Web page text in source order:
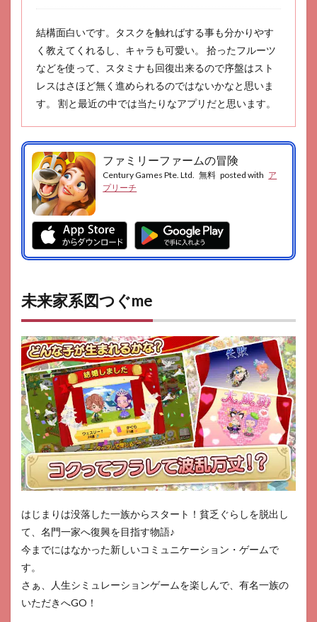
結構面白いです。タスクを触ればする事も分かりやす
く教えてくれるし、キャラも可愛い。 拾ったフルーツ
などを使って、スタミナも回復出来るので序盤はスト
レスはさほど無く進められるのではないかなと思いま
す。 割と最近の中では当たりなアプリだと思います。
ファミリーファームの冒険
Century Games Pte. Ltd. 無料 posted with ア
プリーチ
未来家系図つぐme
はじまりは没落した一族からスタート！貧乏ぐらしを脱出し
て、名門一家へ復興を目指す物語♪
今までにはなかった新しいコミュニケーション・ゲームで
す。
さぁ、人生シミュレーションゲームを楽しんで、有名一族の
いただきへGO！